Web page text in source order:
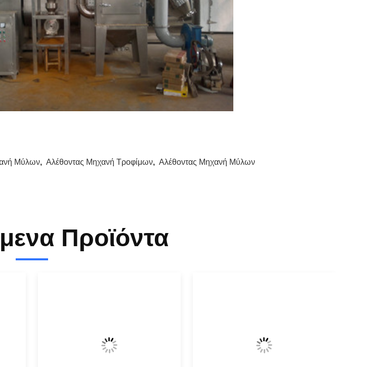
Μύλων, Αλέθοντας Μηχανή Τροφίμων, Αλέθοντας Μηχανή Μύλων
Προϊόντα